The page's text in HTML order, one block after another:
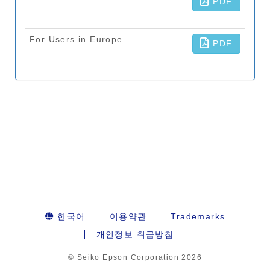
한국어 이용약관
Trademarks
개인정보 취급방침
© Seiko Epson Corporation2026